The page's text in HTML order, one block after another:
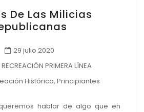
De Las Milicias
29 julio 2020
PRIMERA LÍNEA
Histórica, Principiantes
hablar de algo que en